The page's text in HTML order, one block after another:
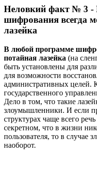
Неловкий факт № 3 -
шифрования всегда
лазейка
В любой программе
потайная лазейка (на
быть установлены для
для возможности
административных целей.
государственного
Дело в том, что такие
злоумышленники. И если
структурах чаще всего
секретном, что в жизни
пользователя, то в случае
наоборот.